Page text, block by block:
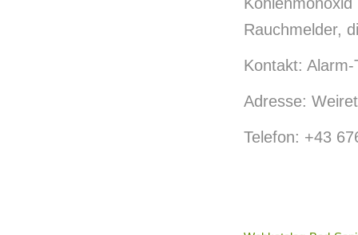
Rauchmelder,
Kontakt:
Adresse:
Telefon: +43